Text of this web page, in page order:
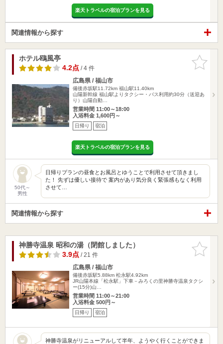
楽天トラベルの宿泊プランを見る
関連情報から探す
お気に入
りに追加
ホテル鴎風亭
4.2点/ 4 件
広島県 / 福山市
備後赤坂駅11.72km 福山駅11.40km
山陽新幹線 福山駅よりタクシー・バス利用約30分（送迎あ
り）山陽自動…
営業時間 11:00～18:00
入浴料金 1,600円～
日帰り 宿泊
楽天トラベルの宿泊プランを見る
50代～
男性
日帰りプランの昼食とお風呂とゆうことで利用させて頂きまし
た！ 先ずは優しい接待で 案内があり気分良く緊張感もなく利用
させて…
関連情報から探す
お気に入
りに追加
神勝寺温泉 昭和の湯（閉館しました）
3.9点/ 21 件
広島県 / 福山市
備後赤坂駅5.88km 松永駅4.92km
JR山陽本線「松永駅」下車－みろくの里神勝寺温泉タクシ
ー(15分)山…
営業時間 11:00～21:00
入浴料金 500円～
日帰り 宿泊
神勝寺温泉がリニューアルして半年、ようやく行くことができま